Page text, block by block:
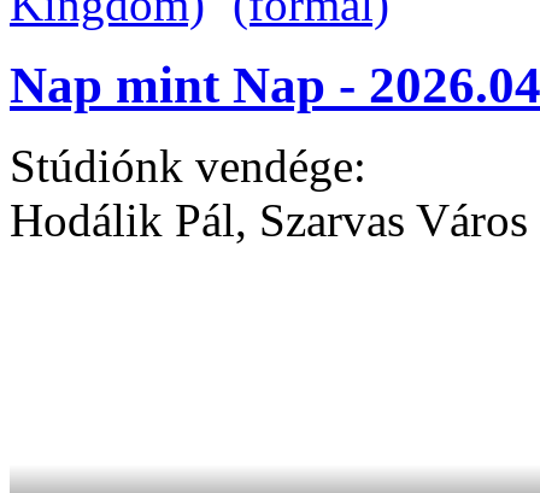
Nap mint Nap -
Stúdiónk vendége:
Hodálik Pál, Szarvas